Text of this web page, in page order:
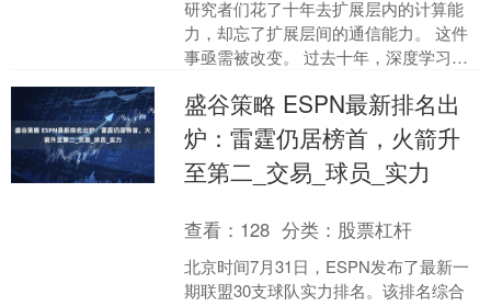
研究者们花了十年去扩展层内的计算能
力，却忘了扩展层间的通信能力。 这件
事亟需被改变。 过去十年，深度学习领
往大了整。更多参数、....
盛谷策略 ESPN最新排名出
炉：雷霆仍居榜首，火箭升
至第二_交易_球员_实力
查看： 128 分类： 股票杠杆
北京时间7月31日，ESPN发布了最新一
期联盟30支球队实力排名。该排名综合